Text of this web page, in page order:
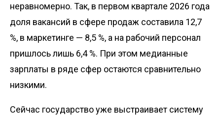
неравномерно. Так, в первом квартале 2026 года
доля вакансий в сфере продаж составила 12,7
%, в маркетинге — 8,5 %, а на рабочий персонал
пришлось лишь 6,4 %. При этом медианные
зарплаты в ряде сфер остаются сравнительно
низкими.
Сейчас государство уже выстраивает систему